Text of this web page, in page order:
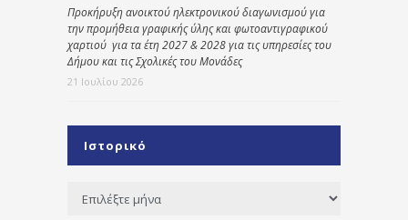
Προκήρυξη ανοικτού ηλεκτρονικού διαγωνισμού για
την προμήθεια γραφικής ύλης και φωτοαντιγραφικού
χαρτιού για τα έτη 2027 & 2028 για τις υπηρεσίες του
Δήμου και τις Σχολικές του Μονάδες
21 Ιουλίου 2026
Ιστορικό
Ιστορικό